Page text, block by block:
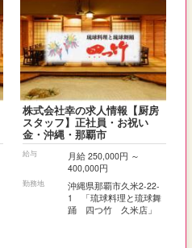
株式会社幸の求人情報【厨房
スタッフ】正社員・お祝い
金・沖縄・那覇市
給与
月給 250,000円 ～
400,000円
勤務地
沖縄県那覇市久米2-22-
1 「琉球料理と琉球舞
踊 四つ竹 久米店」